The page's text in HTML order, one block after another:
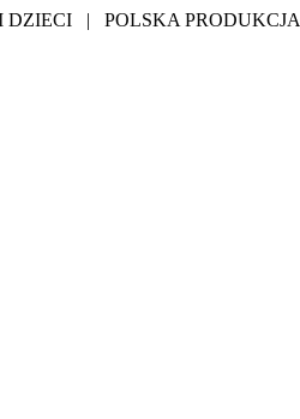
DZIECI | POLSKA PRODUKCJA